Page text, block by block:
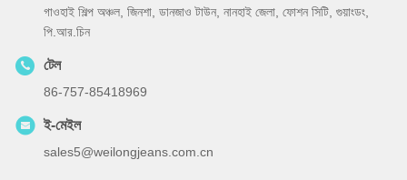
গাওহাই শিল্প অঞ্চল, জিনশা, ডানজাও টাউন, নানহাই জেলা, ফোশন সিটি, গুয়াংডং,
পি.আর.চিন
টেল
86-757-85418969
ই-মেইল
sales5@weilongjeans.com.cn